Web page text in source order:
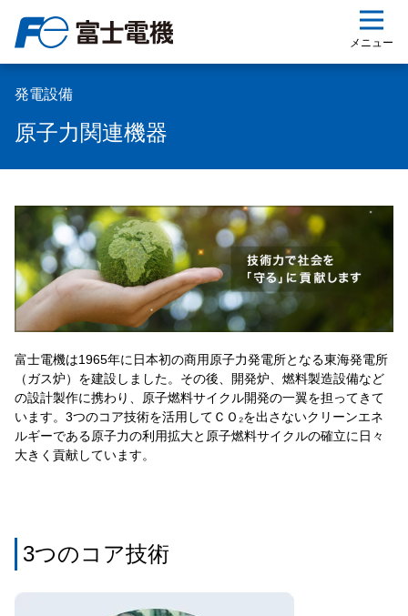
メニュー
発電設備
原子力関連機器
富士電機は1965年に日本初の商用原子力発電所となる東海発電所
（ガス炉）を建設しました。その後、開発炉、燃料製造設備など
の設計製作に携わり、原子燃料サイクル開発の一翼を担ってきて
います。3つのコア技術を活用してＣＯ₂を出さないクリーンエネ
ルギーである原子力の利用拡大と原子燃料サイクルの確立に日々
大きく貢献しています。
3つのコア技術